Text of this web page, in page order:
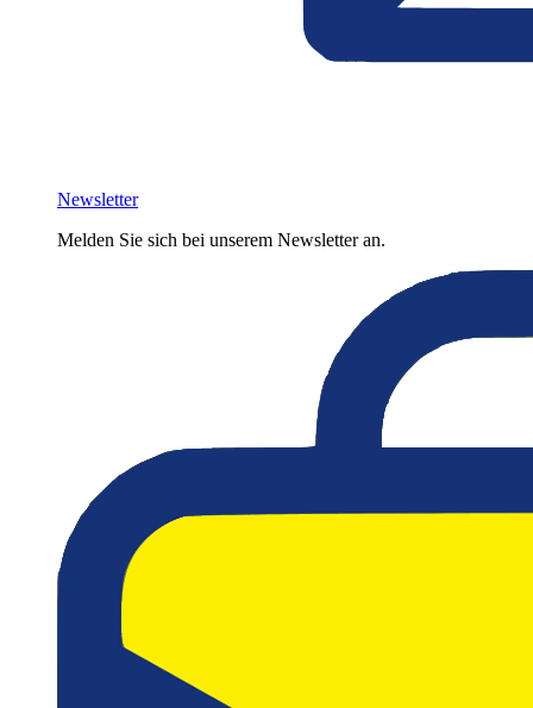
Newsletter
Melden Sie sich bei unserem Newsletter an.